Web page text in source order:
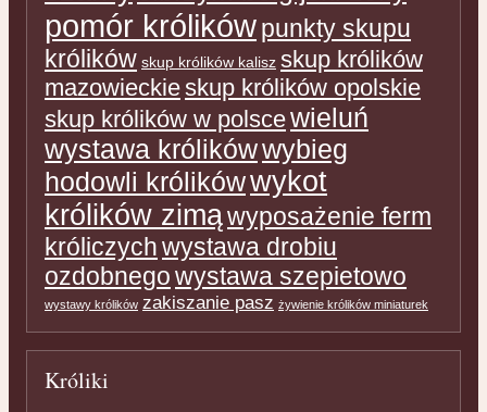
pomór królikówpunkty skupu
królików skup królików kalisz skup królików
mazowieckieskup królików opolskie
skup królików w polscewieluń
wystawa królikówwybieg
hodowli królikówwykot
królików zimąwyposażenie ferm
króliczychwystawa drobiu
ozdobnegowystawa szepietowo
wystawy królików zakiszanie pasz żywienie królików miniaturek
Króliki